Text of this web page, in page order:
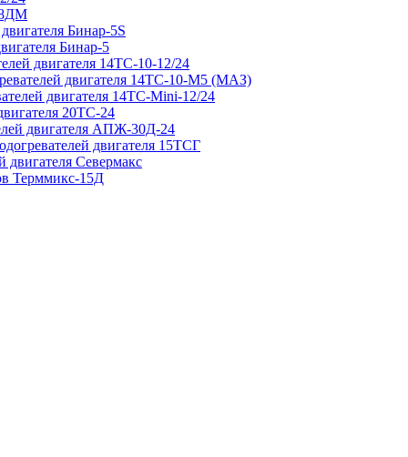
8ДМ
Бинар-5S
Бинар-5
двигателя 14ТС-10-12/24
двигателя 14ТС-10-М5 (МАЗ)
двигателя 14ТС-Mini-12/24
20ТС-24
двигателя АПЖ-30Д-24
двигателя 15ТСГ
двигателя Севермакс
Терммикс-15Д